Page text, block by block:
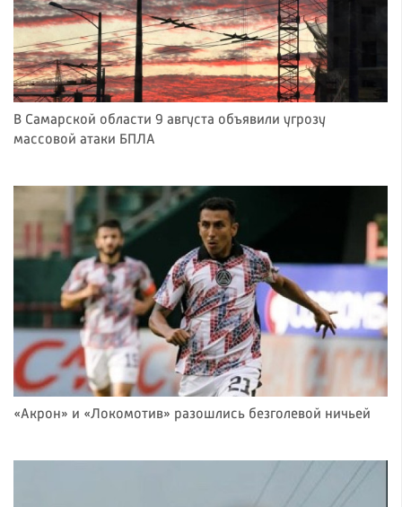
В Самарской области 9 августа объявили угрозу
массовой атаки БПЛА
«Акрон» и «Локомотив» разошлись безголевой ничьей